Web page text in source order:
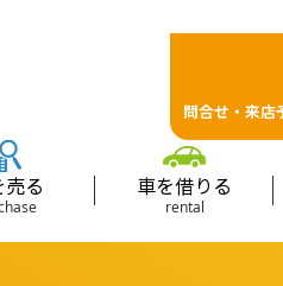
問合せ・来店
売る 車を借りる
rental